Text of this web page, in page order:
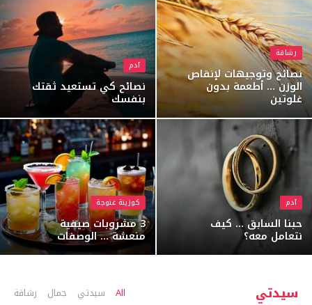
رشاقة
نصائح وتوجيهات لإنقاص
الوزن … أطعمة بدون
غلوتين
آدم
نصائح كي تستعيد ثقتك
بنفسك
آدم
حبنا السابق … كيف
نتعامل معه؟
كوزينة غنوجة
3 مشروبات صيفية
منعشة … الوصفات
سيدتي All سيدتي جمال رشاقة